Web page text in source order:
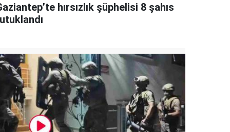
hırsızlık şüphelisi 8 şahıs